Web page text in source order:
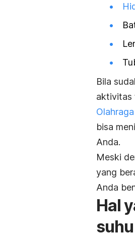
Bila
aktivitas
bisa
Anda.
Meski
yang
Anda
Hal